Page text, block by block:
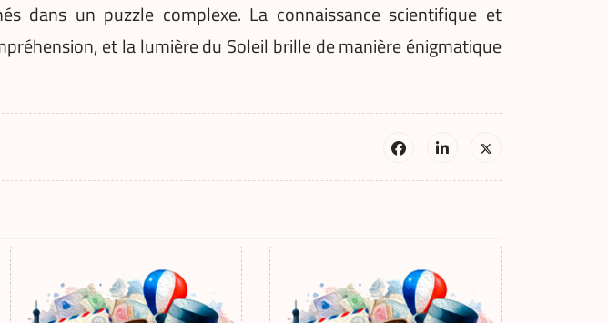
dans un puzzle complexe. La connaissance scientifique et
et la lumière du Soleil brille de manière énigmatique